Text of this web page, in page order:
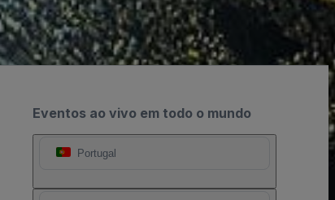
Eventos ao vivo em todo o mundo
Portugal